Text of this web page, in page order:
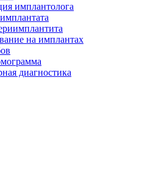
имплантолога
на имплантах
диагностика